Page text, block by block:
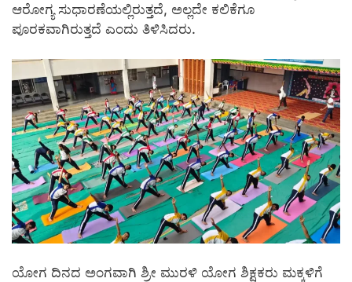
ಆರೋಗ್ಯ ಸುಧಾರಣೆಯಲ್ಲಿರುತ್ತದೆ, ಅಲ್ಲದೇ ಕಲಿಕೆಗೂ
ಪೂರಕವಾಗಿರುತ್ತದೆ ಎಂದು ತಿಳಿಸಿದರು.
ಯೋಗ ದಿನದ ಅಂಗವಾಗಿ ಶ್ರೀ ಮುರಳಿ ಯೋಗ ಶಿಕ್ಷಕರು ಮಕ್ಕಳಿಗೆ